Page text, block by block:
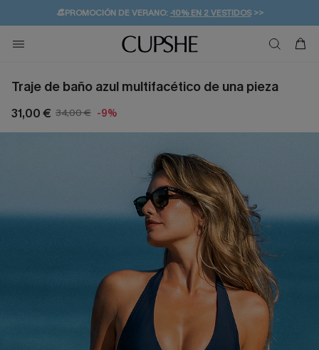
👒PROMOCIÓN DE VERANO:-10% EN 2 VESTIDOS>>
💌¡SUSCRIBIRSE & GANAR -10% EXTRA!
🚚ENVÍO GRATUITO A PARTIR DE 49 € >>
Traje de baño azul multifacético de una pieza
31,00 € 34,00 € -9%